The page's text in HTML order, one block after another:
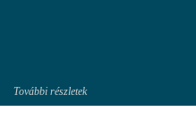
További részletek